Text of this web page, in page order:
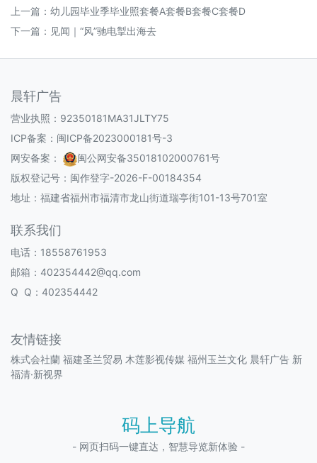
上一篇： 幼儿园毕业季毕业照套餐A套餐B套餐C套餐D
下一篇： 见闻｜“风”驰电掣出海去
晨轩广告
营业执照：92350181MA31JLTY75
ICP备案： 闽ICP备2023000181号-3
网安备案：
闽公网安备35018102000761号
版权登记号： 闽作登字-2026-F-00184354
地址：福建省福州市福清市龙山街道瑞亭街101-13号701室
联系我们
电话：18558761953
邮箱：402354442@qq.com
Q Q：402354442
友情链接
株式会社蘭 福建圣兰贸易 木莲影视传媒 福州玉兰文化 晨轩广告 新
福清·新视界
码上导航
- 网页扫码一键直达，智慧导览新体验 -